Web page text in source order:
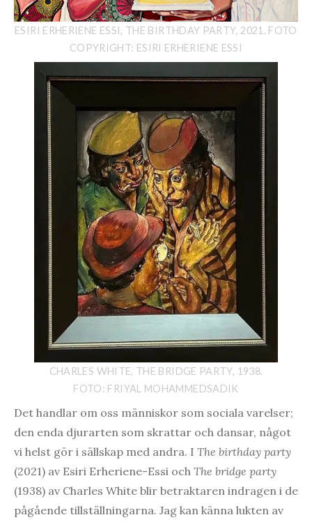
ESIRI ERHERIENE ESSI, THE BIRTHDAY PARTY, 2021. FOTO
COPYRIGHT: ESIRI ERHERIENE ESSI
CHARLES WHITE, THE BRIDGE PARTY, 1938.
FOTO: FRIYAL MOHAMMEDSADIK
Det handlar om oss människor som sociala varelser;
den enda djurarten som skrattar och dansar, något
vi helst gör i sällskap med andra. I The birthday party
(2021) av Esiri Erheriene-Essi och The bridge party
(1938) av Charles White blir betraktaren indragen i de
pågående tillställningarna. Jag kan känna lukten av